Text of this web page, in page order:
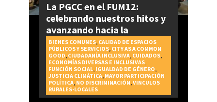
La PGCC en el FUM12:
celebrando nuestros hitos y
avanzando hacia la
realización del Derecho a la
Ciudad
BIENES COMUNES, CALIDAD DE ESPACIOS
PÚBLICOS Y SERVICIOS, CITY AS A COMMON
GOOD, CIUDADANÍA INCLUSIVA, CUIDADOS,
ECONOMÍAS DIVERSAS E INCLUSIVAS,
FUNCIÓN SOCIAL, IGUALDAD DE GÉNERO,
JUSTICIA CLIMÁTICA, MAYOR PARTICIPACIÓN
POLÍTICA, NO DISCRIMINACIÓN,VINCULOS
RURALES-LOCALES